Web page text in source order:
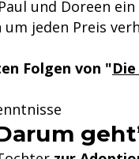
und Doreen
jeden Preis
Folgen von "